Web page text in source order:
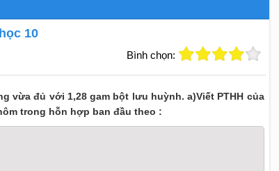
10
Bình chọn:
vừa đủ với 1,28 gam bột lưu huỳnh. a)Viết PTHH của
trong hỗn hợp ban đầu theo :